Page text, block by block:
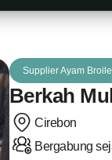
Supplier Ayam
Berkah
Cirebon
Bergabung